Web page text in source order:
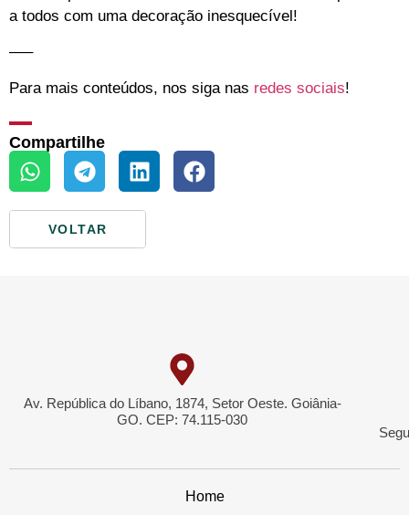
a todos com uma decoração inesquecível!
—–
Para mais conteúdos, nos siga nas redes sociais!
Compartilhe
VOLTAR
Av. República do Líbano, 1874, Setor Oeste. Goiânia-
GO. CEP: 74.115-030
Home